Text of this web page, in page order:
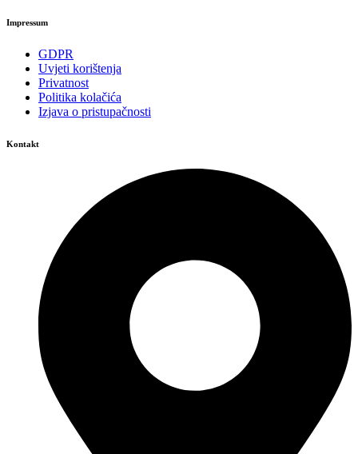
Impressum
GDPR
Uvjeti korištenja
Privatnost
Politika kolačića
Izjava o pristupačnosti
Kontakt